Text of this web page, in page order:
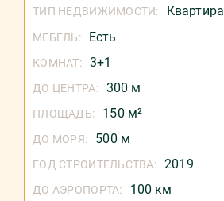
ТИП НЕДВИЖИМОСТИ: Квартира
МЕБЕЛЬ: Есть
КОМНАТ: 3+1
ДО ЦЕНТРА: 300 м
ПЛОЩАДЬ: 150 м²
ДО МОРЯ: 500 м
ГОД СТРОИТЕЛЬСТВА: 2019
ДО АЭРОПОРТА: 100 км